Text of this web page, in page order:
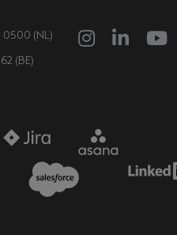
0500 (NL)
(BE)